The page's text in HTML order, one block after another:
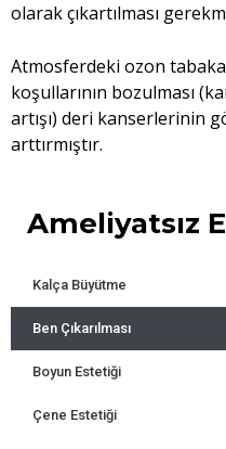
Ameliyatsız
Kalça Büyütme
Ben Çıkarılması
Boyun Estetiği
Çene Estetiği
olarak çıkartılması
Atmosferdeki ozon
koşullarının bozulması
artışı) deri kanserlerinin
arttırmıştır.